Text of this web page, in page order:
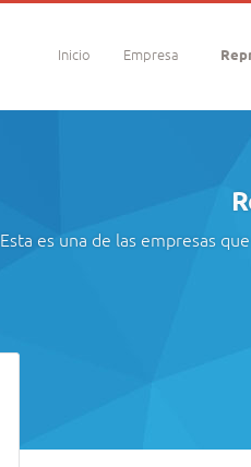
Inicio Empresa
Esta es una de las empresas